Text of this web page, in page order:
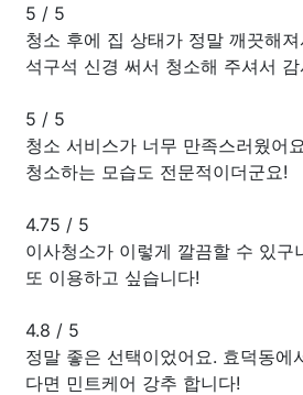
5 / 5
청소 후에 집 상태가 정말 깨끗해
석구석 신경 써서 청소해 주셔서
5 / 5
청소 서비스가 너무 만족스러웠어
청소하는 모습도 전문적이더군요!
4.75 / 5
이사청소가 이렇게 깔끔할 수 있구
또 이용하고 싶습니다!
4.8 / 5
정말 좋은 선택이었어요. 효덕동에
다면 민트케어 강추 합니다!